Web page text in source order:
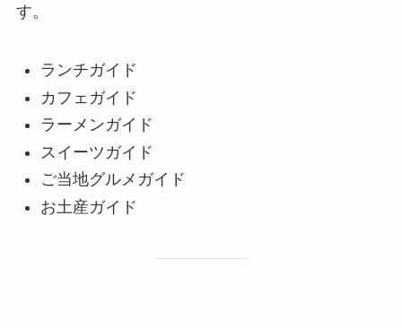
す。
ランチガイド
カフェガイド
ラーメンガイド
スイーツガイド
ご当地グルメガイド
お土産ガイド